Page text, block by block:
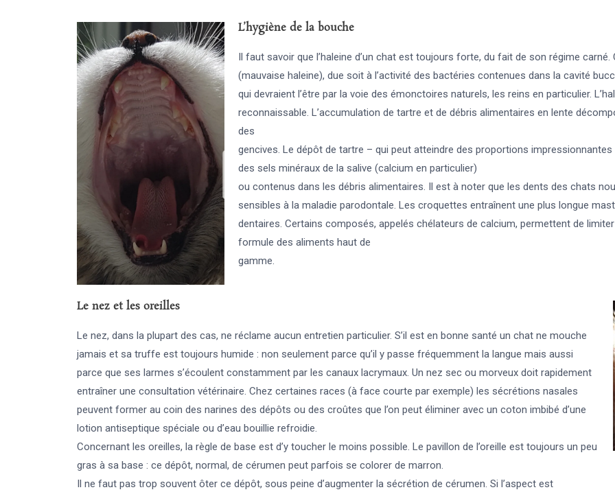
L’hygiène de la bouche
Il faut savoir que l’haleine d’un chat est toujours forte, du fait de son régime
(mauvaise haleine), due soit à l’activité des bactéries contenues dans la cavité
qui devraient l’être par la voie des émonctoires naturels, les reins en particulier.
reconnaissable. L’accumulation de tartre et de débris alimentaires en lente
des
gencives. Le dépôt de tartre – qui peut atteindre des proportions
des sels minéraux de la salive (calcium en particulier)
ou contenus dans les débris alimentaires. Il est à noter que les dents des chats
sensibles à la maladie parodontale. Les croquettes entraînent une plus longue
dentaires. Certains composés, appelés chélateurs de calcium, permettent de
formule des aliments haut de
gamme.
Le nez et les oreilles
Le nez, dans la plupart des cas, ne réclame aucun entretien particulier. S’il est en bonne santé un chat ne mouche
jamais et sa truffe est toujours humide : non seulement parce qu’il y passe fréquemment la langue mais aussi
parce que ses larmes s’écoulent constamment par les canaux lacrymaux. Un nez sec ou morveux doit rapidement
entraîner une consultation vétérinaire. Chez certaines races (à face courte par exemple) les sécrétions nasales
peuvent former au coin des narines des dépôts ou des croûtes que l’on peut éliminer avec un coton imbibé d’une
lotion antiseptique spéciale ou d’eau bouillie refroidie.
Concernant les oreilles, la règle de base est d’y toucher le moins possible. Le pavillon de l’oreille est toujours un peu
gras à sa base : ce dépôt, normal, de cérumen peut parfois se colorer de marron.
Il ne faut pas trop souvent ôter ce dépôt, sous peine d’augmenter la sécrétion de cérumen. Si l’aspect est